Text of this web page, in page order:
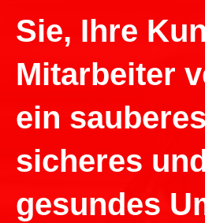
Sie, Ihre
Mitarbeiter
ein
sicheres
gesundes